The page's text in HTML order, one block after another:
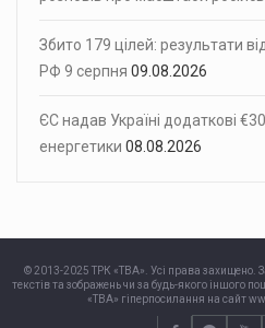
Збито 179 цілей: результати
РФ 9 серпня 09.08.2026
ЄС надав Україні додаткові
енергетики 08.08.2026
© 2013-2025 ТРК «ТВА». Усі права захищено.
текстів та зображень чи за будь-якого іншого
«ТВА» гіперпосилання на сайт